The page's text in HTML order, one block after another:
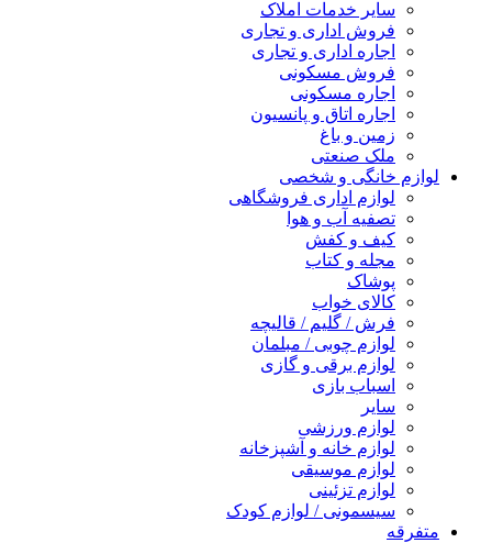
سایر خدمات املاک
فروش اداری و تجاری
اجاره اداری و تجاری
فروش مسکونی
اجاره مسکونی
اجاره اتاق و پانسیون
زمین و باغ
ملک صنعتی
لوازم خانگی و شخصی
لوازم اداری فروشگاهی
تصفیه آب و هوا
کیف و کفش
مجله و کتاب
پوشاک
کالای خواب
فرش / گلیم / قالیچه
لوازم چوبی / مبلمان
لوازم برقی و گازی
اسباب بازی
سایر
لوازم ورزشی
لوازم خانه و آشپزخانه
لوازم موسیقی
لوازم تزئینی
سیسمونی / لوازم کودک
متفرقه